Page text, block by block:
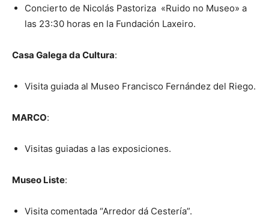
Concierto de Nicolás Pastoriza «Ruido no Museo» a
las 23:30 horas en la Fundación Laxeiro.
Casa Galega da Cultura:
Visita guiada al Museo Francisco Fernández del Riego.
MARCO:
Visitas guiadas a las exposiciones.
Museo Liste:
Visita comentada “Arredor dá Cestería”.